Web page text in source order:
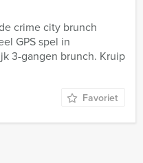
crime city brunch
GPS spel in
3-gangen brunch. Kruip
Favoriet